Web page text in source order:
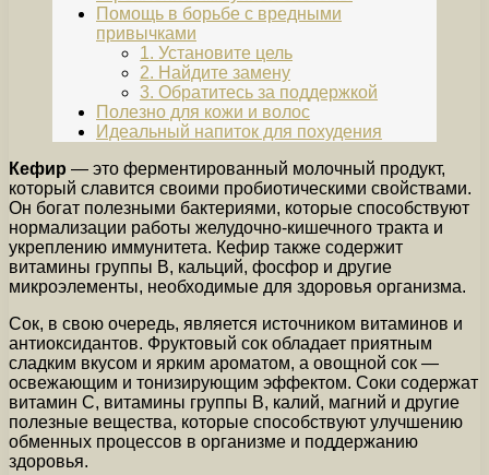
Помощь в борьбе с вредными
привычками
1. Установите цель
2. Найдите замену
3. Обратитесь за поддержкой
Полезно для кожи и волос
Идеальный напиток для похудения
Кефир — это ферментированный молочный продукт,
который славится своими пробиотическими свойствами.
Он богат полезными бактериями, которые способствуют
нормализации работы желудочно-кишечного тракта и
укреплению иммунитета. Кефир также содержит
витамины группы В, кальций, фосфор и другие
микроэлементы, необходимые для здоровья организма.
Сок, в свою очередь, является источником витаминов и
антиоксидантов. Фруктовый сок обладает приятным
сладким вкусом и ярким ароматом, а овощной сок —
освежающим и тонизирующим эффектом. Соки содержат
витамин С, витамины группы В, калий, магний и другие
полезные вещества, которые способствуют улучшению
обменных процессов в организме и поддержанию
здоровья.